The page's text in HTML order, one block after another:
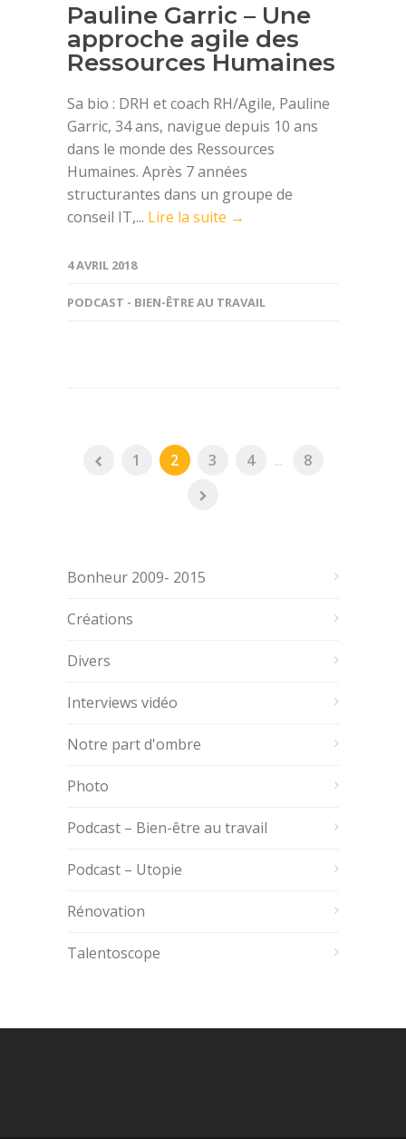
Pauline Garric – Une
approche agile des
Ressources Humaines
Sa bio : DRH et coach RH/Agile, Pauline
Garric, 34 ans, navigue depuis 10 ans
dans le monde des Ressources
Humaines. Après 7 années
structurantes dans un groupe de
conseil IT,... Lire la suite →
4 AVRIL 2018
PODCAST - BIEN-ÊTRE AU TRAVAIL
1 2 3 4 ... 8
Bonheur 2009- 2015
Créations
Divers
Interviews vidéo
Notre part d'ombre
Photo
Podcast – Bien-être au travail
Podcast – Utopie
Rénovation
Talentoscope